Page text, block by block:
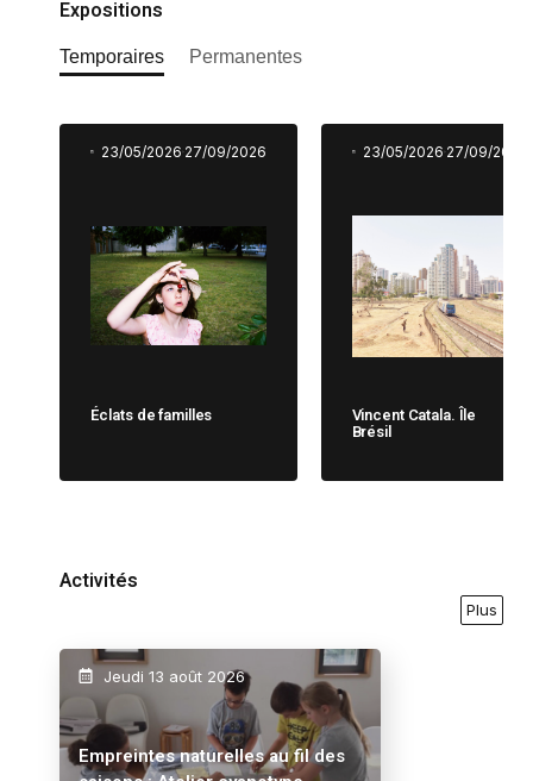
Expositions
Temporaires Permanentes
23/05/2026 27/09/2026
Éclats de familles
23/05/2026 27/09/2026
Vincent Catala. Île
Brésil
Activités
Plus
Jeudi 13 août 2026
Empreintes naturelles au fil des